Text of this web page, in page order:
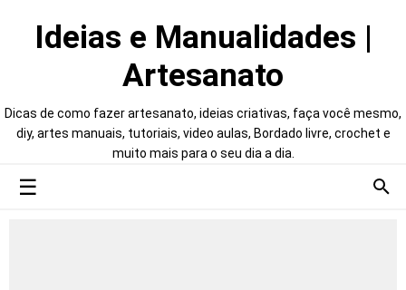
Ideias e Manualidades |
Artesanato
Dicas de como fazer artesanato, ideias criativas, faça você mesmo,
diy, artes manuais, tutoriais, video aulas, Bordado livre, crochet e
muito mais para o seu dia a dia.